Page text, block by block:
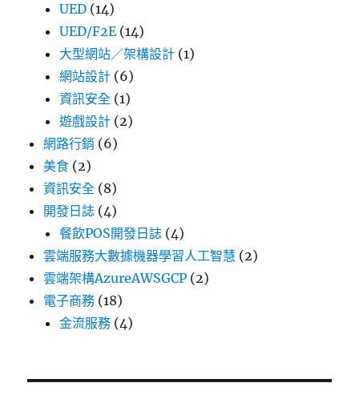
UED (14)
UED/F2E (14)
大型網站／架構設計 (1)
網站設計 (6)
資訊安全 (1)
遊戲設計 (2)
網路行銷 (6)
美食 (2)
資訊安全 (8)
開發日誌 (4)
餐飲POS開發日誌 (4)
雲端服務大數據機器學習人工智慧 (2)
雲端架構AzureAWSGCP (2)
電子商務 (18)
金流服務 (4)